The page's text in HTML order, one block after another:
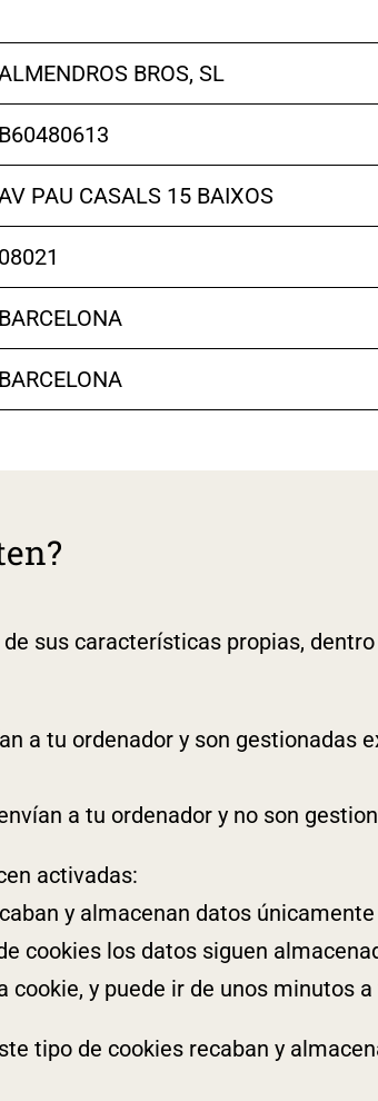
BROS, SL
B60480613
PAU CASALS 15 BAIXOS
08021
BARCELONA
BARCELONA
sus características propias,
a tu ordenador y son
a tu ordenador y no son
activadas:
y almacenan datos
cookies los datos siguen
y puede ir de unos minutos
tipo de cookies recaban y